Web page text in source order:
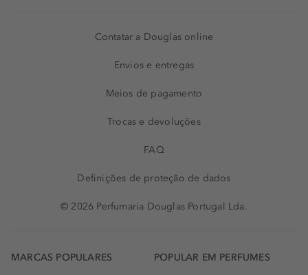
Contatar a Douglas online
Envios e entregas
Meios de pagamento
Trocas e devoluções
FAQ
Definições de proteção de dados
© 2026 Perfumaria Douglas Portugal Lda.
MARCAS POPULARES POPULAR EM PERFUMES